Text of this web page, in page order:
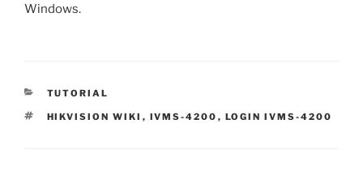
Windows.
CATEGORIES
TUTORIAL
TAGS
HIKVISION WIKI , IVMS-4200 , LOGIN IVMS-4200